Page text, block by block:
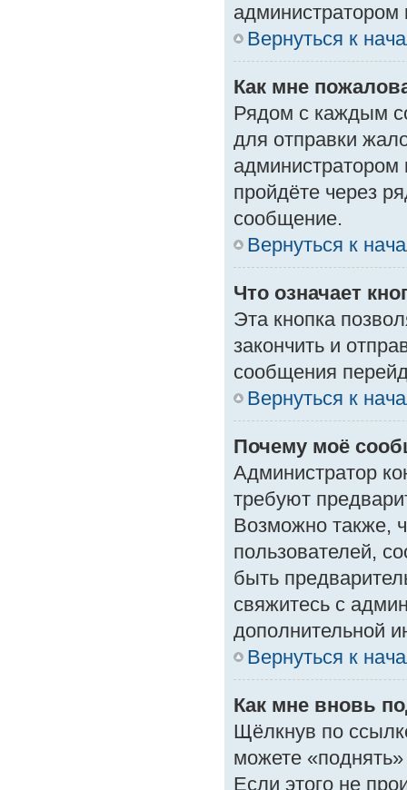
Вернуться к
Как мне
Рядом с каждым
для отправки
пройдёте через
сообщение.
Вернуться к
Что означает
Эта кнопка
закончить и
сообщения
Вернуться к
Почему моё
Администратор
требуют
Возможно также,
пользователей,
быть
свяжитесь с
дополнительной
Вернуться к
Как мне вновь
Щёлкнув по
можете
Если этого не